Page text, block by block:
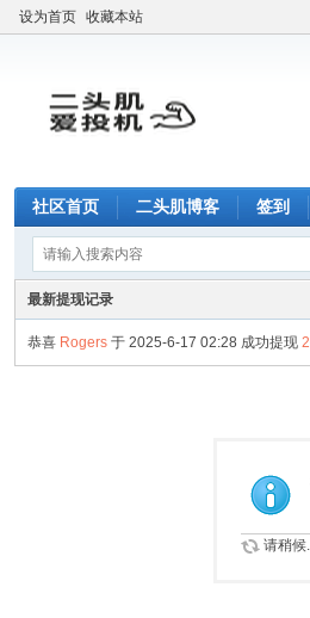
设为首页 收藏本站
社区首页 二头肌博客 签到
最新提现记录
恭喜 Rogers 于 2025-6-17 02:28 成功提现
请稍候